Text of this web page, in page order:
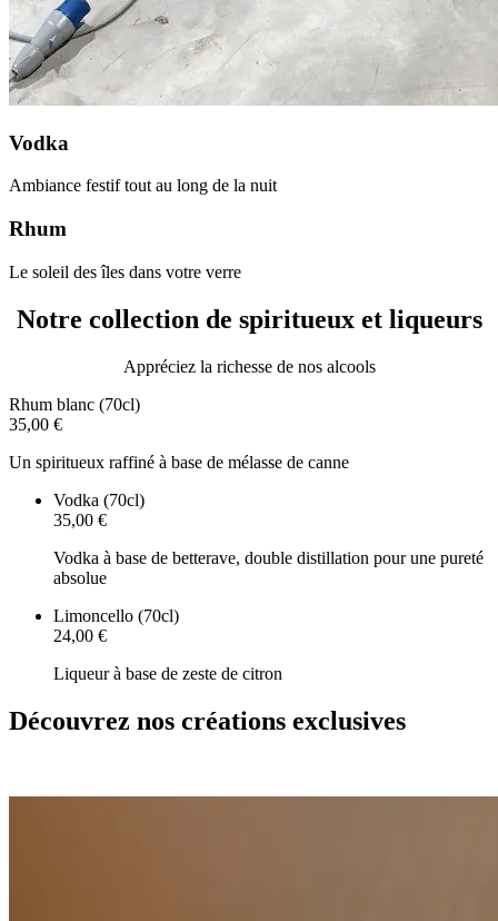
Vodka
Ambiance festif tout au long de la nuit
Rhum
Le soleil des îles dans votre verre
Notre collection de spiritueux et liqueurs
Appréciez la richesse de nos alcools
Rhum blanc (70cl)
35,00 €
Un spiritueux raffiné à base de mélasse de canne
Vodka (70cl)
35,00 €
Vodka à base de betterave, double distillation pour une pureté
absolue
Limoncello (70cl)
24,00 €
Liqueur à base de zeste de citron
Découvrez nos créations exclusives